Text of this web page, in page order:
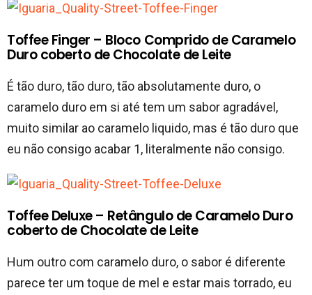
Toffee Finger – Bloco Comprido de Caramelo
Duro coberto de Chocolate de Leite
É tão duro, tão duro, tão absolutamente duro, o
caramelo duro em si até tem um sabor agradável,
muito similar ao caramelo liquido, mas é tão duro que
eu não consigo acabar 1, literalmente não consigo.
Toffee Deluxe – Retângulo de Caramelo Duro
coberto de Chocolate de Leite
Hum outro com caramelo duro, o sabor é diferente
parece ter um toque de mel e estar mais torrado, eu